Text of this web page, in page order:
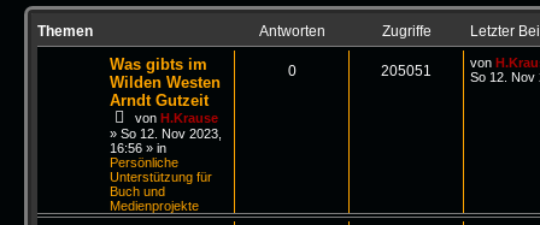
Themen Antworten Zugriffe Letzter
Was gibts im
Wilden Westen
Arndt Gutzeit
von H.Krause
» So 12. Nov 2023,
16:56 » in
Persönliche
Unterstützung für
Buch und
Medienprojekte
0 205051 von
So 12. Nov